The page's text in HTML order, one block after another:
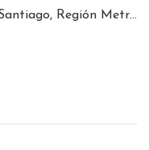
Región Metropolitana, Chile